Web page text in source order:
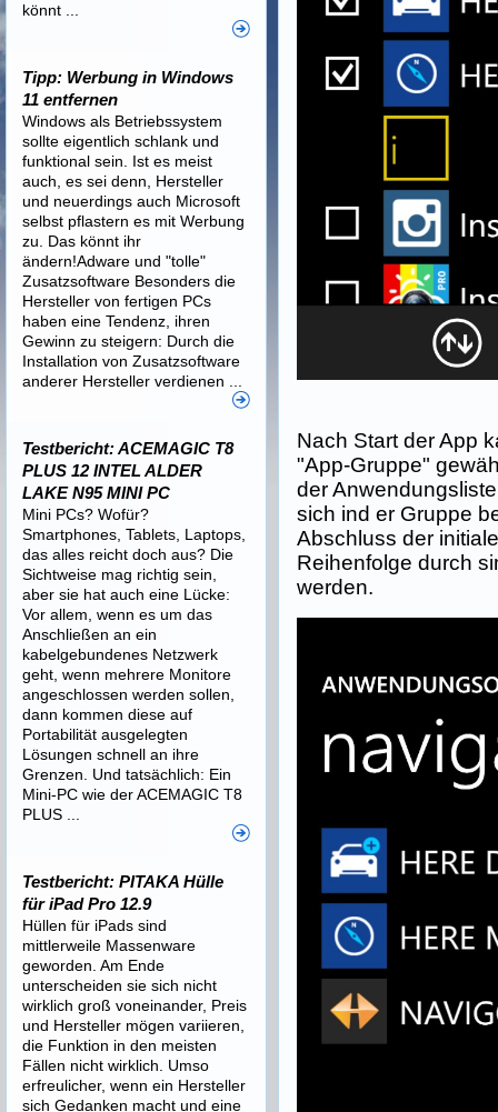
Nach Start der App
"App-Gruppe"
der
sich ind er Gruppe
Abschluss der
Reihenfolge durch
werden.
könnt ...
Tipp: Werbung in Windows
11 entfernen
Windows als Betriebssystem
sollte eigentlich schlank und
funktional sein. Ist es meist
auch, es sei denn, Hersteller
und neuerdings auch Microsoft
selbst pflastern es mit Werbung
zu. Das könnt ihr
ändern!Adware und "tolle"
Zusatzsoftware Besonders die
Hersteller von fertigen PCs
haben eine Tendenz, ihren
Gewinn zu steigern: Durch die
Installation von Zusatzsoftware
anderer Hersteller verdienen ...
Testbericht: ACEMAGIC T8
PLUS 12 INTEL ALDER
LAKE N95 MINI PC
Mini PCs? Wofür?
Smartphones, Tablets, Laptops,
das alles reicht doch aus? Die
Sichtweise mag richtig sein,
aber sie hat auch eine Lücke:
Vor allem, wenn es um das
Anschließen an ein
kabelgebundenes Netzwerk
geht, wenn mehrere Monitore
angeschlossen werden sollen,
dann kommen diese auf
Portabilität ausgelegten
Lösungen schnell an ihre
Grenzen. Und tatsächlich: Ein
Mini-PC wie der ACEMAGIC T8
PLUS ...
Testbericht: PITAKA Hülle
für iPad Pro 12.9
Hüllen für iPads sind
mittlerweile Massenware
geworden. Am Ende
unterscheiden sie sich nicht
wirklich groß voneinander, Preis
und Hersteller mögen variieren,
die Funktion in den meisten
Fällen nicht wirklich. Umso
erfreulicher, wenn ein Hersteller
sich Gedanken macht und eine